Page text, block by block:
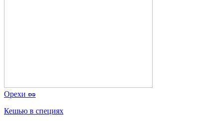
Орехи 🥜
Кешью в специях